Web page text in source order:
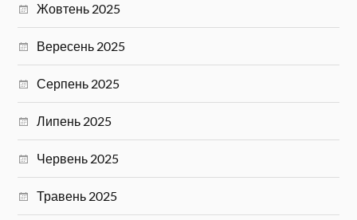
Жовтень 2025
Вересень 2025
Серпень 2025
Липень 2025
Червень 2025
Травень 2025